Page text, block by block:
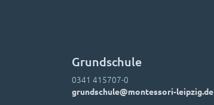
Grundschule
0341 415707-0
grundschule@montessori-leipzig.de